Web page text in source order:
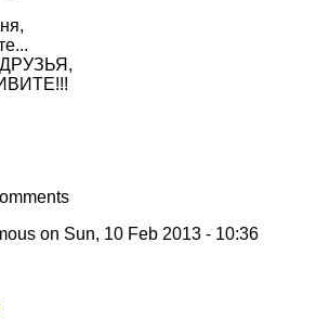
on Sun, 10 Feb 2013 - 10:36